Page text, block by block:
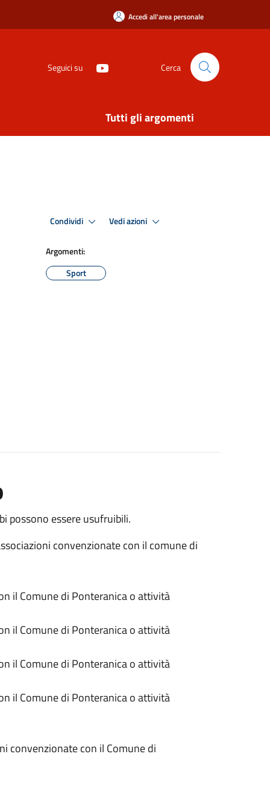
Accedi all'area personale
Seguici su Cerca
Tutti gli argomenti
Condividi Vedi azioni
Argomenti:
Sport
possono essere usufruibili.
convenzionate con il comune di
il Comune di Ponteranica o attività
il Comune di Ponteranica o attività
il Comune di Ponteranica o attività
il Comune di Ponteranica o attività
convenzionate con il Comune di